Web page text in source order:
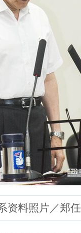
资料照片／郑